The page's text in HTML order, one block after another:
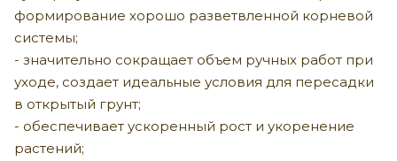
формирование хорошо разветвленной корневой
системы;
- значительно сокращает объем ручных работ при
уходе, создает идеальные условия для пересадки
в открытый грунт;
- обеспечивает ускоренный рост и укоренение
растений;